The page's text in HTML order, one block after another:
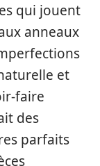
qui jouent
anneaux
et
faire
des
parfaits